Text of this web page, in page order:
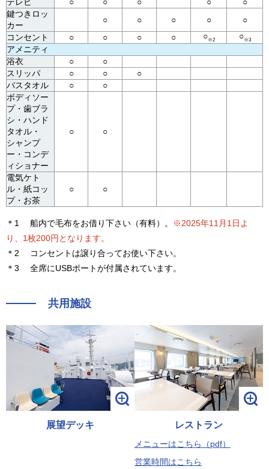
鍵つきロッ
カー
○ ○ ○ ○
○
コンセント
○ ○ ○ ○ ○※2 ○※3
アメニティ
浴衣
○
○
スリッパ
○ ○
○
バスタオル
○
○
ボディソー
プ・歯ブラ
シ・ハンド
タオル・
シャンプ
ー・コンデ
ィショナー
○ ○
電気ケト
ル・紙コッ
プ・お茶
○ ○
＊1 船内で毛布をお借り下さい（有料）。
※2025年11月1日よ
り、1枚200円となります。
＊2 コンセントは譲り合ってお使い下さい。
＊3 全席にUSBポートが付属されています。
共用施設
展望デッキ レストラン
メニューはこちら（pdf）
営業時間はこちら